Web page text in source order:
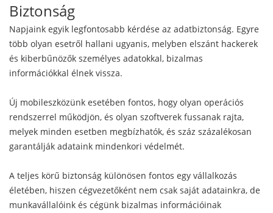
Biztonság
Napjaink egyik legfontosabb kérdése az adatbiztonság. Egyre
több olyan esetről hallani ugyanis, melyben elszánt hackerek
és kiberbűnözők személyes adatokkal, bizalmas
információkkal élnek vissza.
Új mobileszközünk esetében fontos, hogy olyan operációs
rendszerrel működjön, és olyan szoftverek fussanak rajta,
melyek minden esetben megbízhatók, és száz százalékosan
garantálják adataink mindenkori védelmét.
A teljes körű biztonság különösen fontos egy vállalkozás
életében, hiszen cégvezetőként nem csak saját adatainkra, de
munkavállalóink és cégünk bizalmas információinak